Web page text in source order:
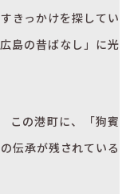
きっかけを探してい
島の昔ばなし」に光
この港町に、「狗賓
伝承が残されている